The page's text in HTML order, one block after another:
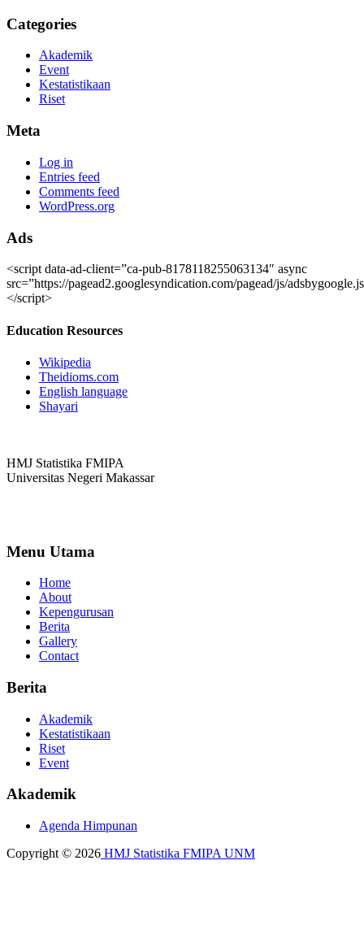
Categories
Akademik
Event
Kestatistikaan
Riset
Meta
Log in
Entries feed
Comments feed
WordPress.org
Ads
<script data-ad-client=”ca-pub-8178118255063134″ async
src=”https://pagead2.googlesyndication.com/pagead/js/
</script>
Education Resources
Wikipedia
Theidioms.com
English language
Shayari
HMJ Statistika FMIPA
Universitas Negeri Makassar
Menu Utama
Home
About
Kepengurusan
Berita
Gallery
Contact
Berita
Akademik
Kestatistikaan
Riset
Event
Akademik
Agenda Himpunan
Copyright © 2026 HMJ Statistika FMIPA UNM